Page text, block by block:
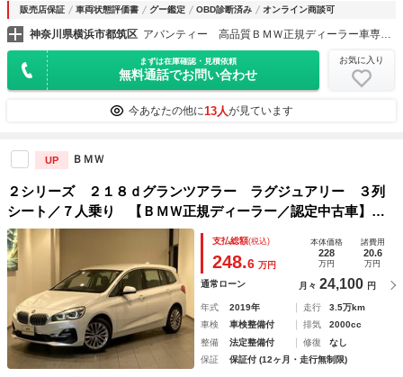
販売店保証 車両状態評価書 グー鑑定 OBD診断済み オンライン商談可
神奈川県横浜市都筑区 アバンティー 高品質ＢＭＷ正規ディーラー車専門店
まずは在庫確認・見積依頼
無料通話でお問い合わせ
お気に入り
今あなたの他に13人が見ています
UP ＢＭＷ
２シリーズ ２１８ｄグランツアラー ラグジュアリー ３列
シート／７人乗り 【ＢＭＷ正規ディーラー／認定中古車】
【１年・走行距離無制限保証付き】禁煙車／コンフォートパッ
ケージ／オートトランク／コンフォートアクセス／１７インチ
ＡＷ／ライトパッケージ／ＬＥＤフォグランプ／
支払総額(税込)
248.6 万円
本体価格
228
万円
諸費用
20.6
万円
通常ローン 月々 24,100 円
年式 2019年 走行
3.5万km
車検
車検整備付 排気
2000cc
整備
法定整備付 修復
なし
保証
保証付 (12ヶ月・走行無制限)